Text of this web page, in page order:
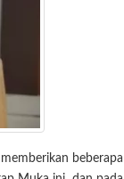
beberapa